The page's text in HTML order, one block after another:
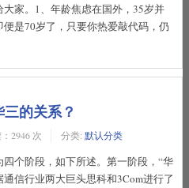
家。1、年龄焦虑在国外，35岁并
是70岁了，只要你热爱敲代码，仍
的关系？
2946 次 分类: 默认分类
个阶段，如下所述。第一阶段，“华
信行业两大巨头思科和3Com进行了